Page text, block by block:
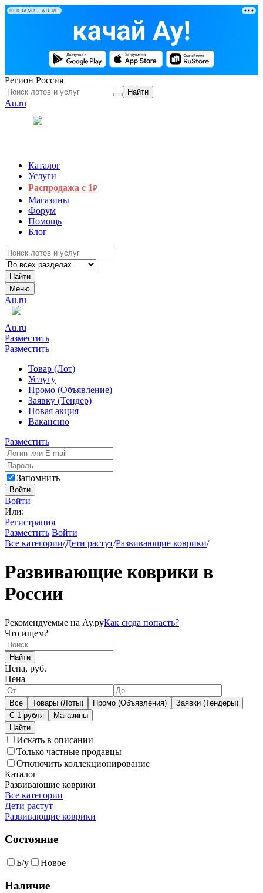
РЕКЛАМА • AU.RU
Регион Россия
Найти
Au.ru
Каталог
Услуги
Распродажа с 1₽
Магазины
Форум
Помощь
Блог
Найти
Меню
Au.ru
Au.ru
Разместить
Разместить
Товар (Лот)
Услугу
Промо (Объявление)
Заявку (Тендер)
Новая акция
Вакансию
Разместить
Запомнить
Войти
Войти
Или:
Регистрация
Разместить Войти
Все категории/Дети растут/Развивающие коврики/
Развивающие коврики в
России
Рекомендуемые на Ау.руКак сюда попасть?
Что ищем?
Найти
Цена, руб.
Цена
Все Товары (Лоты) Промо (Объявления)
Заявки (Тендеры)
С 1 рубля
Магазины
Искать в описании
Только частные продавцы
Отключить коллекционирование
Каталог
Развивающие коврики
Все категории
Дети растут
Развивающие коврики
Состояние
Б/у Новое
Наличие